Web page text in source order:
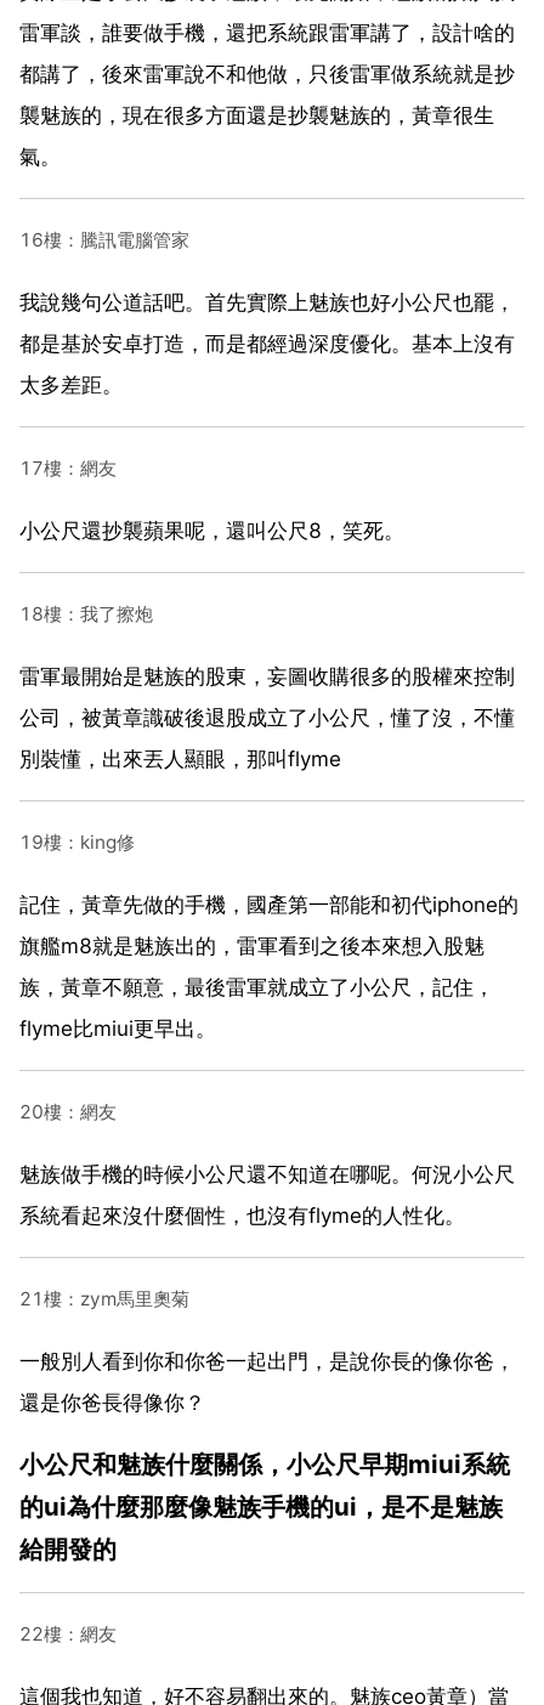
雷軍談，誰要做手機，還把系統跟雷軍講了，設計啥的
都講了，後來雷軍說不和他做，只後雷軍做系統就是抄
襲魅族的，現在很多方面還是抄襲魅族的，黃章很生
氣。
16樓：騰訊電腦管家
我說幾句公道話吧。首先實際上魅族也好小公尺也罷，
都是基於安卓打造，而是都經過深度優化。基本上沒有
太多差距。
17樓：網友
小公尺還抄襲蘋果呢，還叫公尺8，笑死。
18樓：我了擦炮
雷軍最開始是魅族的股東，妄圖收購很多的股權來控制
公司，被黃章識破後退股成立了小公尺，懂了沒，不懂
別裝懂，出來丟人顯眼，那叫flyme
19樓：king修
記住，黃章先做的手機，國產第一部能和初代iphone的
旗艦m8就是魅族出的，雷軍看到之後本來想入股魅
族，黃章不願意，最後雷軍就成立了小公尺，記住，
flyme比miui更早出。
20樓：網友
魅族做手機的時候小公尺還不知道在哪呢。何況小公尺
系統看起來沒什麼個性，也沒有flyme的人性化。
21樓：zym馬里奧菊
一般別人看到你和你爸一起出門，是說你長的像你爸，
還是你爸長得像你？
小公尺和魅族什麼關係，小公尺早期miui系統
的ui為什麼那麼像魅族手機的ui，是不是魅族
給開發的
22樓：網友
這個我也知道，好不容易翻出來的。魅族ceo黃章）當